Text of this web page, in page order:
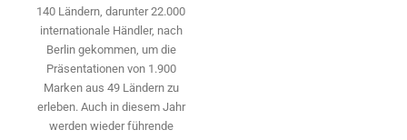
140 ­Ländern, ­darunter 22.000
internationale Händler, nach
Berlin gekommen, um die
Präsen­tationen von 1.900
Marken aus 49 Ländern zu
erleben. Auch in diesem Jahr
werden wieder führende